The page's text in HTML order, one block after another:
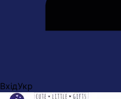
ВхідУкр